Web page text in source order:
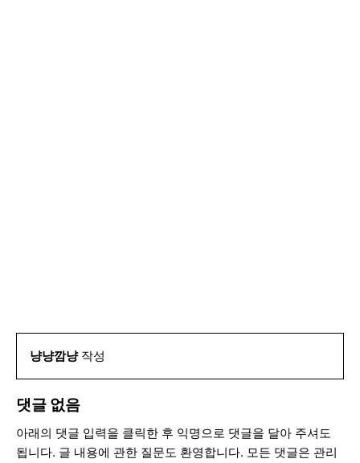
냥냥깜냥작성
댓글 없음
아래의 댓글 입력을 클릭한 후 익명으로 댓글을 달아 주셔도
됩니다. 글 내용에 관한 질문도 환영합니다. 모든 댓글은 관리